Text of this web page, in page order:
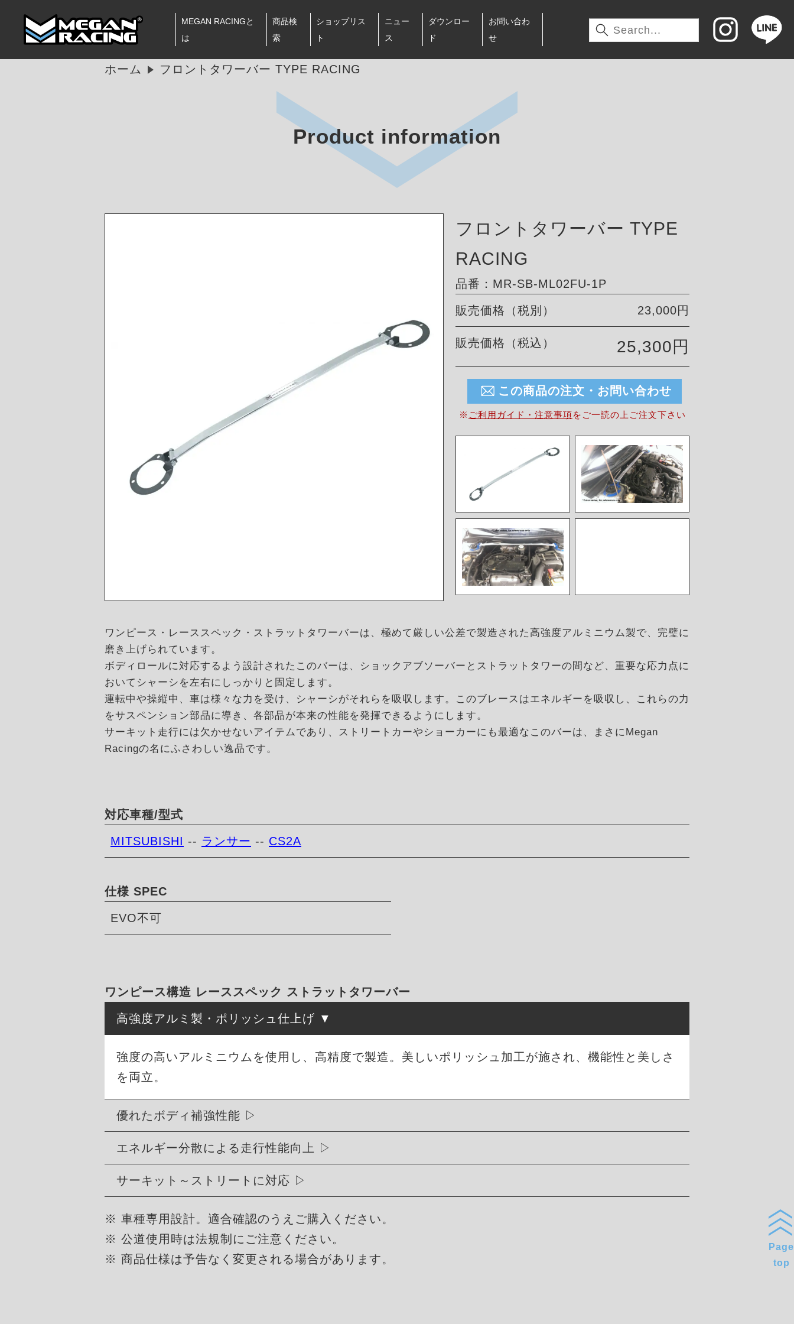
MEGAN RACINGと
は
商品検
索
ショップリス
ト
ニュー
ス
ダウンロー
ド
お問い合わ
せ
ホーム フロントタワーバー TYPE RACING
Product information
フロントタワーバー TYPE
RACING
品番：MR-SB-ML02FU-1P
販売価格（税別） 23,000円
販売価格（税込） 25,300円
この商品の注文・お問い合わせ
※ ご利用ガイド・注意事項を ご一読の上ご注文下さい
ワンピース・レーススペック・ストラットタワーバーは、極めて厳しい公差で製造された高強度アルミニウム製で、完璧に
磨き上げられています。
ボディロールに対応するよう設計されたこのバーは、ショックアブソーバーとストラットタワーの間など、重要な応力点に
おいてシャーシを左右にしっかりと固定します。
運転中や操縦中、車は様々な力を受け、シャーシがそれらを吸収します。このブレースはエネルギーを吸収し、これらの力
をサスペンション部品に導き、各部品が本来の性能を発揮できるようにします。
サーキット走行には欠かせないアイテムであり、ストリートカーやショーカーにも最適なこのバーは、まさにMegan
Racingの名にふさわしい逸品です。
対応車種/型式
MITSUBISHI -- ランサー -- CS2A
仕様 SPEC
EVO不可
ワンピース構造 レーススペック ストラットタワーバー
高強度アルミ製・ポリッシュ仕上げ
強度の高いアルミニウムを使用し、高精度で製造。美しいポリッシュ加工が施され、機能性と美しさ
を両立。
優れたボディ補強性能
エネルギー分散による走行性能向上
サーキット～ストリートに対応
※ 車種専用設計。適合確認のうえご購入ください。
※ 公道使用時は法規制にご注意ください。
※ 商品仕様は予告なく変更される場合があります。
Page
top